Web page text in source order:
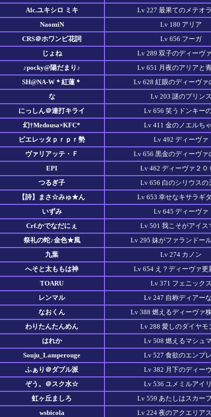
Alc.ユキシロ ミキ Lv 227 最果てのメテオ
NaomiN Lv 180 アリア
CRS＠ホワンピ花詞 Lv 656 フーガ
じょね Lv 289 双子のディーヴ
♪pocky@陽だまり♪ Lv 651 月夜のアリアと
SH@NA-W＊紅蓮＊ Lv 628 紅眼のディーヴァ
な Lv 203 謎のプリンス
にっしん＠連打キライ Lv 656 笑うドンキー
幻†Medousa×KFC* Lv 411 金のノエルち
ピエレッタｐｒｐｒ勢 Lv 492 ディーヴァ
ヴァリアッテ・Ｆ Lv 656 黒金のディーヴァ
EPI Lv 462 ディーヴァ２０
つるぎ子 Lv 656 白のシリウスの
【詩】まさ☆みゅ★ん Lv 653 幸せなキサラギ
いずみ Lv 645 ディーヴァ
Crf.かでなだにぇ Lv 501 我こそがアイス
祭礼の蛇♪金色★風 Lv 295 妹がファランドー
九葉 Lv 274 カノン
へそと太ももは神 Lv 654 え？ディーヴァ更
TOARU Lv 371 フェニックス
レンマル Lv 247 自称ディアー
なおくん Lv 388 燃えるディーヴァ
わりたんたんめん Lv 288 愛しのダイヤモ
はれか Lv 508 燃えるマシュ
Souju_Lamperouge Lv 527 食欲のエンプ
ふぁり＠ダブル派 Lv 382 月下のディー
ぞう。＠スク水☆ Lv 536 ユメミルアイ
虹ヶ丘ましろ Lv 559 あたしはスカー
wsbicola Lv 224 夜のアクエリア